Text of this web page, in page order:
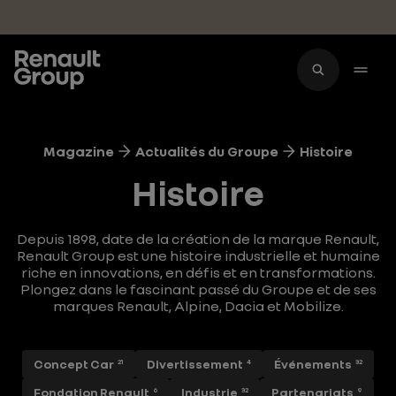
Magazine Actualités du Groupe Histoire
Histoire
Depuis 1898, date de la création de la marque Renault,
Renault Group est une histoire industrielle et humaine
riche en innovations, en défis et en transformations.
Plongez dans le fascinant passé du Groupe et de ses
marques Renault, Alpine, Dacia et Mobilize.
Concept Car 21 Divertissement 4 Événements 32
Fondation Renault 6 Industrie 32 Partenariats 9